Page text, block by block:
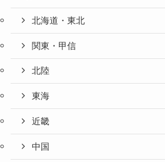
北海道・東北
関東・甲信
北陸
東海
近畿
中国